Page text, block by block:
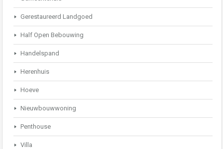
Gerestaureerd Landgoed
Half Open Bebouwing
Handelspand
Herenhuis
Hoeve
Nieuwbouwwoning
Penthouse
Villa